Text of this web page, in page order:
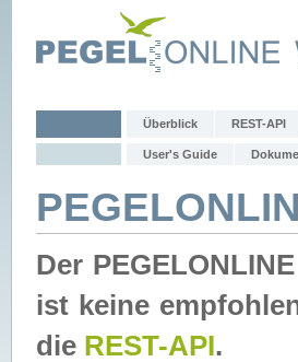
Überblick REST-API
User's Guide
Der
ist keine
die REST-API.